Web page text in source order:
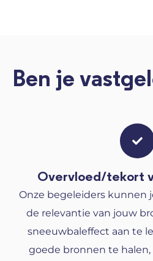
Ben je
Overvloed/tekort
Onze begeleiders kunnen
de relevantie van jouw
sneeuwbaleffect aan te
goede bronnen te halen,